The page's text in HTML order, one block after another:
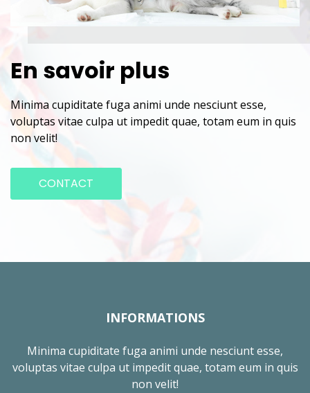
En savoir plus
Minima cupiditate fuga animi unde nesciunt esse,
voluptas vitae culpa ut impedit quae, totam eum in quis
non velit!
CONTACT
INFORMATIONS
Minima cupiditate fuga animi unde nesciunt esse,
voluptas vitae culpa ut impedit quae, totam eum in quis
non velit!